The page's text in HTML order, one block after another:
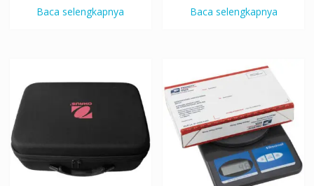
Baca selengkapnya Baca selengkapnya